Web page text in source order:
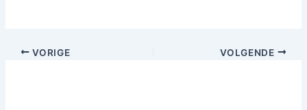
VORIGE VOLGENDE